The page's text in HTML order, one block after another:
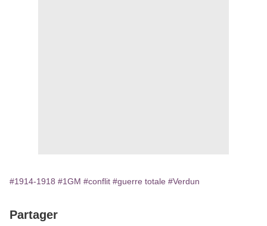
#1914-1918 #1GM #conflit #guerre totale #Verdun
Partager